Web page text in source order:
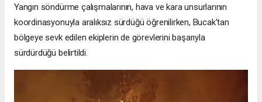
Yangın söndürme çalışmalarının, hava ve kara unsurlarının
koordinasyonuyla aralıksız sürdüğü öğrenilirken, Bucak'tan
bölgeye sevk edilen ekiplerin de görevlerini başarıyla
sürdürdüğü belirtildi.